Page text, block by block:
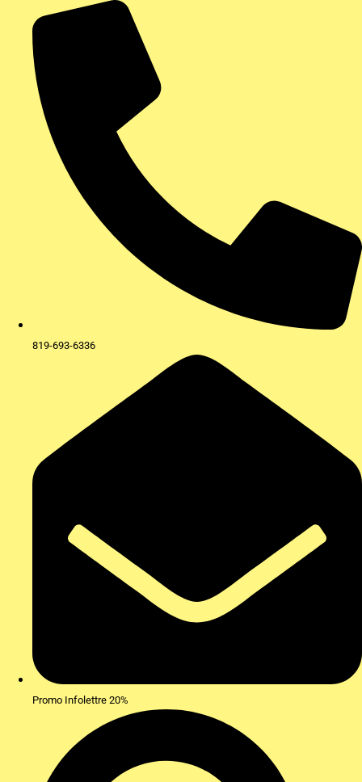
contenu
819-693-6336
Promo Infolettre 20%